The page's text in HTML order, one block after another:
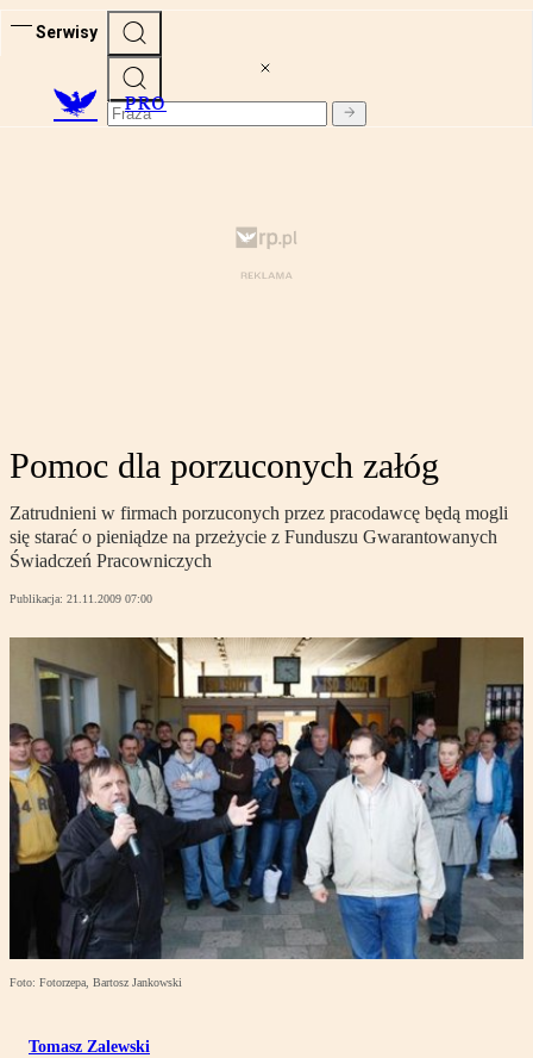
Serwisy
PRO
Pomoc dla porzuconych załóg
Zatrudnieni w firmach porzuconych przez pracodawcę będą mogli
się starać o pieniądze na przeżycie z Funduszu Gwarantowanych
Świadczeń Pracowniczych
Publikacja: 21.11.2009 07:00
Foto: Fotorzepa, Bartosz Jankowski
Tomasz Zalewski